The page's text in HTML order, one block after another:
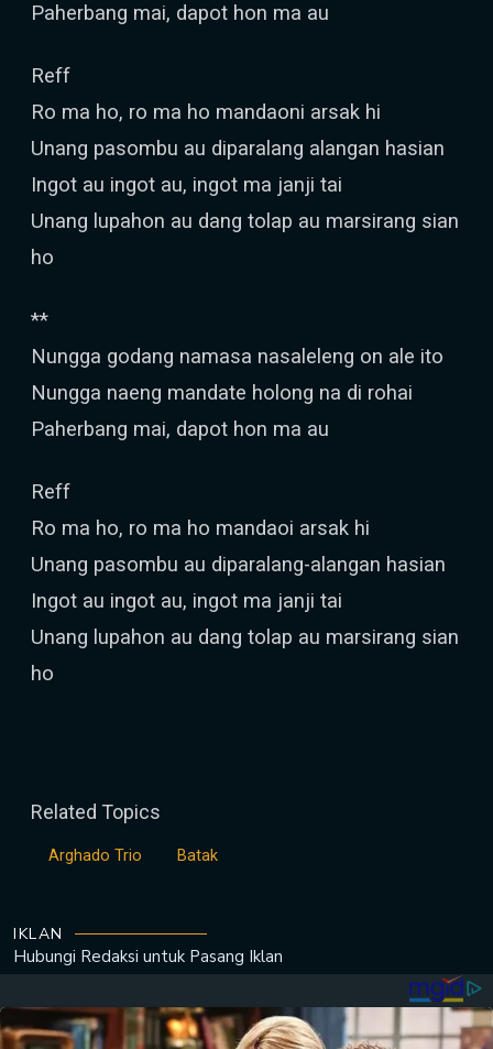
Paherbang mai, dapot hon ma au
Reff
Ro ma ho, ro ma ho mandaoni arsak hi
Unang pasombu au diparalang alangan hasian
Ingot au ingot au, ingot ma janji tai
Unang lupahon au dang tolap au marsirang sian
ho
**
Nungga godang namasa nasaleleng on ale ito
Nungga naeng mandate holong na di rohai
Paherbang mai, dapot hon ma au
Reff
Ro ma ho, ro ma ho mandaoi arsak hi
Unang pasombu au diparalang-alangan hasian
Ingot au ingot au, ingot ma janji tai
Unang lupahon au dang tolap au marsirang sian
ho
Related Topics
Arghado Trio Batak
IKLAN
Hubungi Redaksi untuk Pasang Iklan